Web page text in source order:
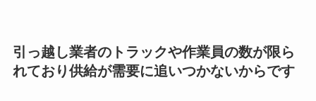
引っ越し業者のトラックや作業員の数が限ら
れており供給が需要に追いつかないからです